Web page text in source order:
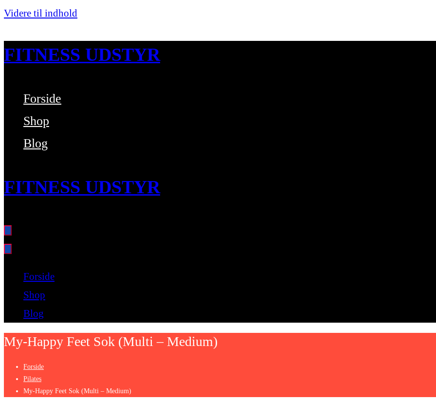
Videre til indhold
FITNESS UDSTYR
Bare endnu et fitness websted
Forside
Shop
Blog
FITNESS UDSTYR
Bare endnu et fitness websted
Forside
Shop
Blog
My-Happy Feet Sok (Multi – Medium)
Forside
Pilates
My-Happy Feet Sok (Multi – Medium)